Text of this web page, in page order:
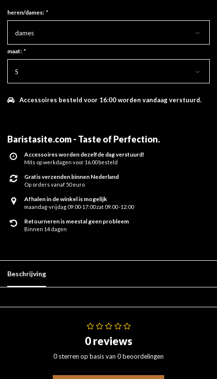
heren/dames: *
dames
maat: *
S
Accessoires besteld voor 16:00 worden vandaag verstuurd.
Baristasite.com - Taste of Perfection.
Accessoires worden dezelfde dag verstuurd!
Mits op werkdagen voor 16.00 besteld
Gratis verzenden binnen Nederland
Op orders vanaf 50 euro
Afhalen in de winkel is mogelijk
maandag-vrijdag 09:00-17:00 zat 09:00 -12:00
Retourneren is meestal geen probleem
Binnen 14 dagen
Beschrijving
0 reviews
0 sterren op basis van 0 beoordelingen